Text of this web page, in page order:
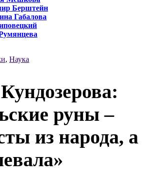
Берштейн
Габалова
, Наука
руны –
из народа, а